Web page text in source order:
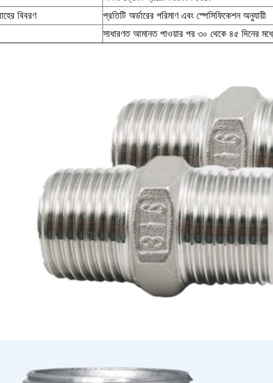
বিবরণ
প্রতিটি অর্ডারের পরিমাণ এবং স্পেসিফিকেশন অনুযায়ী
সাধারণত আমানত পাওয়ার পর ৩০ থেকে ৪৫ দিনের